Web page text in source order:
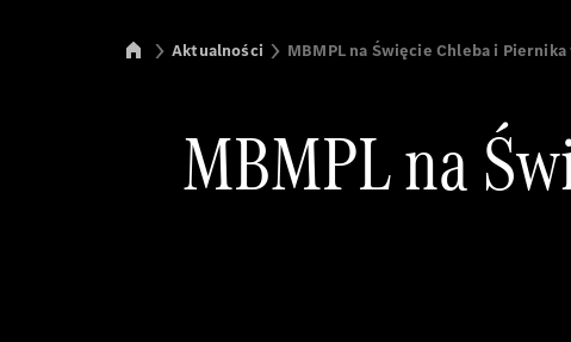
Mercedes-Benz Manufacturing Poland
Aktualności MBMPL na Święcie Chleba i
MBMPL na